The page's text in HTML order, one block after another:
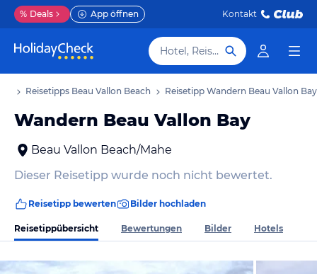
% Deals App öffnen Kontakt
Hotel, Reiseziel
Reisetipps Beau Vallon Beach Reisetipp Wandern Beau Vallon Bay
Wandern Beau Vallon Bay
Beau Vallon Beach/Mahe
Dieser Reisetipp wurde noch nicht bewertet.
Reisetipp bewerten Bilder hochladen
Reisetippübersicht Bewertungen Bilder Hotels